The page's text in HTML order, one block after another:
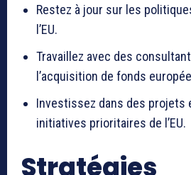
Restez à jour sur les
l’EU.
Travaillez avec des
l’acquisition de fonds
Investissez dans des projets
initiatives prioritaires de l’EU.
Stratégies